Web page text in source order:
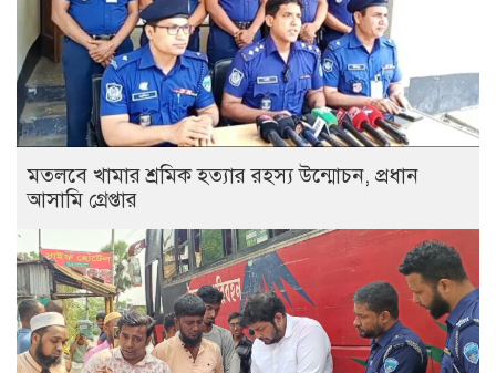
মতলবে খামার শ্রমিক হত্যার রহস্য উন্মোচন, প্রধান
আসামি গ্রেপ্তার